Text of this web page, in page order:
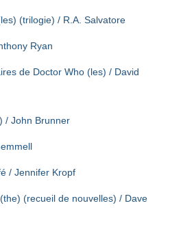
(trilogie) / R.A. Salvatore
Ryan
de Doctor Who (les) / David
/ John Brunner
/ Jennifer Kropf
(recueil de nouvelles) / Dave